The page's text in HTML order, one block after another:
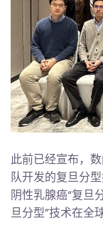
此前已经宣布，
队开发的复旦分
阴性乳腺癌“复旦
旦分型”技术在全